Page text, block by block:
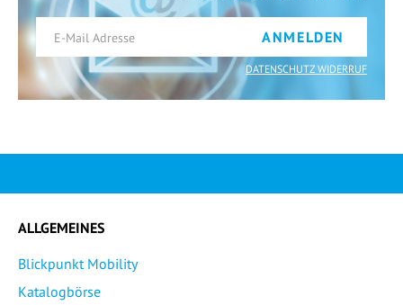
ANMELDEN
DATENSCHUTZ WIDERRUF
ALLGEMEINES
Blickpunkt Mobility
Katalogbörse